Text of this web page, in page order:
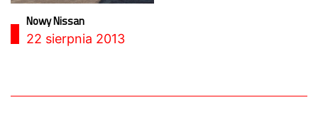
Nowy Nissan
22 sierpnia 2013